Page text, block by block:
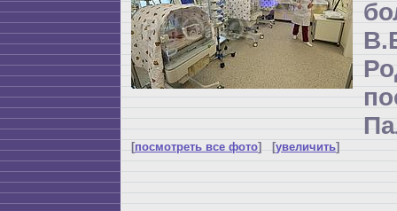
[посмотреть все фото] [увеличить]